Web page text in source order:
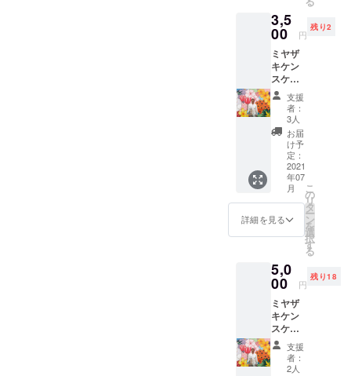
い。 ※
有効期
限：
2021年
8月31日
まで
プくら
し塾で
使用で
きる商
品券で
す。
2,000円
未満で
のご使
用の場
合でも
お釣り
を出す
事は出
来ませ
んの
で、ご
有効期
限：
2021年
8月31日
まで
3,5
00 円
残り2
ミヤザ
キケン
スケ：
2021年
カレン
ダー(金
額は消
費税・
送料込
みです)
(定)3,30
0円 ク
ラウド
ファン
ディン
グ限定
謝のお
礼ハガ
キを送
付しま
す ミヤ
ザキケ
ンスケ
さんか
らの応
支援
者：
3人
お届
け予
定：
2021
年07
月
詳細を見る
こ
の
リ
タ
ー
ン
を
選
択
す
る
5,0
00 円
残り18
ミヤザ
キケン
スケ：
ポスト
カード
20枚(金
支援
者：
2人